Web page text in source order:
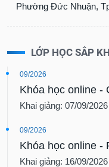
Phường Đức Nhuận,
LỚP HỌC SẮP
09/2026
Khóa học online -
Khai giảng: 07/09/
09/2026
Khóa học online -
Khai giảng: 16/09/